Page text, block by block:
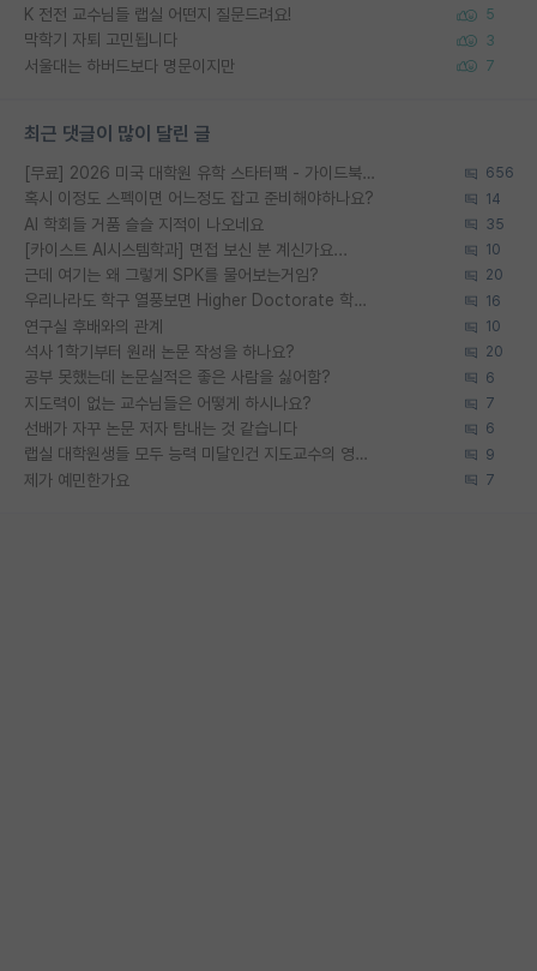
K 전전 교수님들 랩실 어떤지 질문드려요! 5
막학기 자퇴 고민됩니다 3
서울대는 하버드보다 명문이지만 7
최근 댓글이 많이 달린 글
[무료] 2026 미국 대학원 유학 스타터팩 - 가이드북 & 합격자 컨택메일 템플릿 656
혹시 이정도 스펙이면 어느정도 잡고 준비해야하나요? 14
AI 학회들 거품 슬슬 지적이 나오네요 35
[카이스트 AI시스템학과] 면접 보신 분 계신가요... 10
근데 여기는 왜 그렇게 SPK를 물어보는거임? 20
우리나라도 학구 열풍보면 Higher Doctorate 학위가 필요하다고 봅니다. 16
연구실 후배와의 관계 10
석사 1학기부터 원래 논문 작성을 하나요? 20
공부 못했는데 논문실적은 좋은 사람을 싫어함? 6
지도력이 없는 교수님들은 어떻게 하시나요? 7
선배가 자꾸 논문 저자 탐내는 것 같습니다 6
랩실 대학원생들 모두 능력 미달인건 지도교수의 영향 아닌가? 9
제가 예민한가요 7